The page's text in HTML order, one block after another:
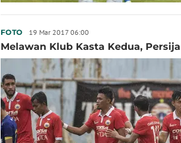
FOTO 19 Mar 2017 06:00
Melawan Klub Kasta Kedua,